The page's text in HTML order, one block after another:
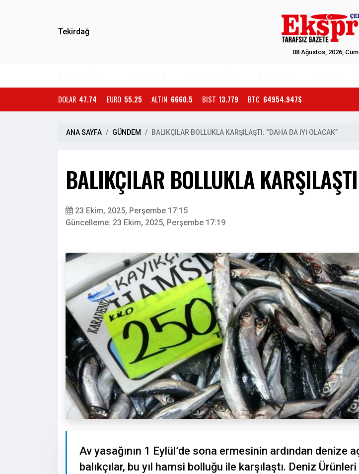
Tekirdağ
08 Ağustos, 2026,
DOLAR 47.74 EURO 55.25 ALTIN 6660.5 BIST 13.779 BTC 64954.947$
ANA SAYFA GÜNDEM BALIKÇILAR BOLLUKLA KARŞILAŞTI: “DAHA DA İYİ OLACAK”
BALIKÇILAR BOLLUKLA
23 Ekim, 2025, Perşembe 17:15
Güncelleme: 23 Ekim, 2025, Perşembe 17:19
Av yasağının 1 Eylül’de sona ermesinin ardından denize
balıkçılar, bu yıl hamsi bolluğu ile karşılaştı. Deniz Ürünleri